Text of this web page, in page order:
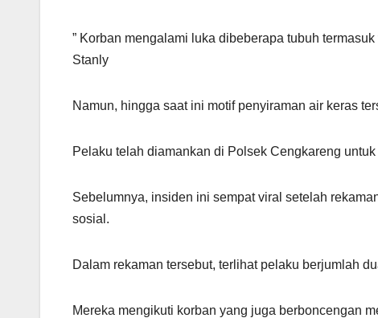
” Korban mengalami luka dibeberapa tubuh
Stanly
Namun, hingga saat ini motif penyiraman air keras
Pelaku telah diamankan di Polsek Cengkareng
Sebelumnya, insiden ini sempat viral setelah
sosial.
Dalam rekaman tersebut, terlihat pelaku berjumlah
Mereka mengikuti korban yang juga berboncengan